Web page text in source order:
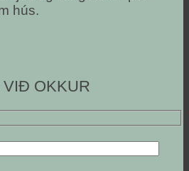
hús.
VIÐ OKKUR